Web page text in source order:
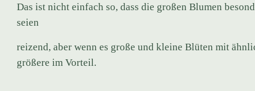
Das ist nicht einfach so, dass die großen Blumen
seien
reizend, aber wenn es große und kleine Blüten mit
größere im Vorteil.